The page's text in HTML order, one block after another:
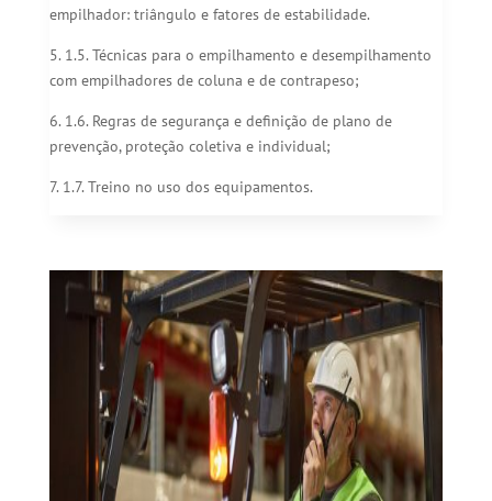
empilhador: triângulo e fatores de estabilidade.
5. 1.5. Técnicas para o empilhamento e desempilhamento
com empilhadores de coluna e de contrapeso;
6. 1.6. Regras de segurança e definição de plano de
prevenção, proteção coletiva e individual;
7. 1.7. Treino no uso dos equipamentos.